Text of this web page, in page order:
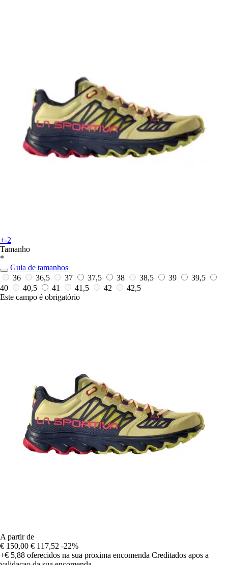
+-2
Tamanho
*
Guia de tamanhos
36
36,5 37 37,5 38 38,5 39
39,5
40
40,5 41 41,5 42
42,5
Este campo é obrigatório
A partir de
€ 150,00 € 117,52 -22%
+€ 5,88 oferecidos na sua proxima encomenda Creditados apos a